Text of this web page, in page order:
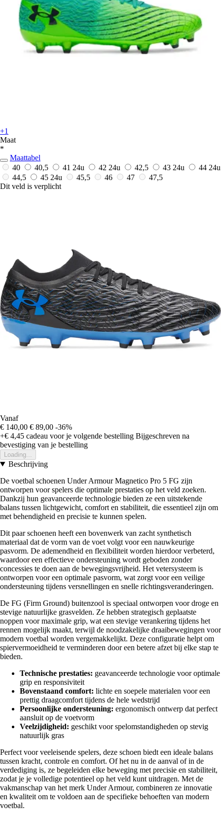
+1
Maat
*
Maattabel
40
40,5 41 24u 42 24u 42,5 43 24u 44 24u
44,5
45 24u 45,5 46 47
47,5
Dit veld is verplicht
Vanaf
€ 140,00 € 89,00 -36%
+€ 4,45 cadeau voor je volgende bestelling Bijgeschreven na
bevestiging van je bestelling
Loading...
Beschrijving
De voetbal schoenen Under Armour Magnetico Pro 5 FG zijn
ontworpen voor spelers die optimale prestaties op het veld zoeken.
Dankzij hun geavanceerde technologie bieden ze een uitstekende
balans tussen lichtgewicht, comfort en stabiliteit, die essentieel zijn om
met behendigheid en precisie te kunnen spelen.
Dit paar schoenen heeft een bovenwerk van zacht synthetisch
materiaal dat de vorm van de voet volgt voor een nauwkeurige
pasvorm. De ademendheid en flexibiliteit worden hierdoor verbeterd,
waardoor een effectieve ondersteuning wordt geboden zonder
concessies te doen aan de bewegingsvrijheid. Het vetersysteem is
ontworpen voor een optimale pasvorm, wat zorgt voor een veilige
ondersteuning tijdens versnellingen en snelle richtingsveranderingen.
De FG (Firm Ground) buitenzool is speciaal ontworpen voor droge en
stevige natuurlijke grasvelden. Ze hebben strategisch geplaatste
noppen voor maximale grip, wat een stevige verankering tijdens het
rennen mogelijk maakt, terwijl de noodzakelijke draaibewegingen voor
modern voetbal worden vergemakkelijkt. Deze configuratie helpt om
spiervermoeidheid te verminderen door een betere afzet bij elke stap te
bieden.
Technische prestaties: geavanceerde technologie voor optimale
grip en responsiviteit
Bovenstaand comfort: lichte en soepele materialen voor een
prettig draagcomfort tijdens de hele wedstrijd
Persoonlijke ondersteuning: ergonomisch ontwerp dat perfect
aansluit op de voetvorm
Veelzijdigheid: geschikt voor spelomstandigheden op stevig
natuurlijk gras
Perfect voor veeleisende spelers, deze schoen biedt een ideale balans
tussen kracht, controle en comfort. Of het nu in de aanval of in de
verdediging is, ze begeleiden elke beweging met precisie en stabiliteit,
zodat je je volledige potentieel op het veld kunt uitdragen. Met de
vakmanschap van het merk Under Armour, combineren ze innovatie
en kwaliteit om te voldoen aan de specifieke behoeften van modern
voetbal.